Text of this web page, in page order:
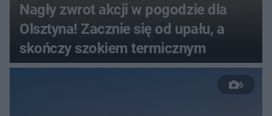
Nagły zwrot akcji w pogodzie dla
Olsztyna! Zacznie się od upału, a
skończy szokiem termicznym
6